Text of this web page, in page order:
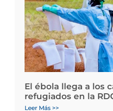
El ébola llega a los
refugiados en la
Leer Más >>